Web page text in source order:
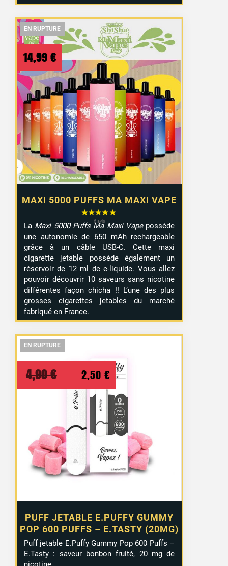
EN RUPTURE
EN RUPTURE
MAXI 5000 PUFFS MA MAXI VAPE
14,99 €
La Maxi 5000 Puffs Ma Maxi Vapepossède
une autonomie de 650 mAh rechargeable
grâce à un câble USB-C. Cette maxi
cigarette jetable possède également un
réservoir de 12 ml de e-liquide. Vous allez
pouvoir découvrir 10 saveurs sans nicotine
différentes façon chicha !! L’une des plus
grosses cigarettes jetables du marché
fabriqué en France.
EN RUPTURE
EN RUPTURE
EN RUPTURE
PUFF JETABLE E.PUFFY GUMMY
POP 600 PUFFS – E.TASTY (20MG)
4,90€
Le
prix
initial
était :
4,90 €.
2,50 € Le
prix
actuel
est :
2,50 €.
Puff jetable E.Puffy Gummy Pop 600 Puffs –
E.Tasty : saveur bonbon fruité, 20 mg de
EN RUPTURE